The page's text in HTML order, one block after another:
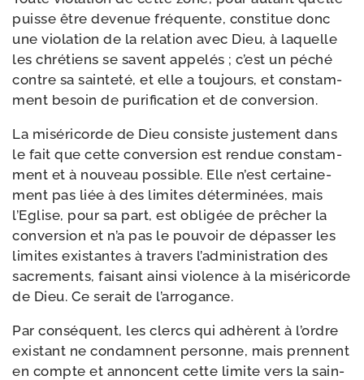
puisse être deve­nue fré­quente, consti­tue donc
une vio­la­tion de la rela­tion avec Dieu, à laquelle
les chré­tiens se savent appe­lés ; c’est un péché
contre sa sain­te­té, et elle a tou­jours, et constam­
ment besoin de puri­fi­ca­tion et de conversion.
La misé­ri­corde de Dieu consiste jus­te­ment dans
le fait que cette conver­sion est ren­due constam­
ment et à nou­veau pos­sible. Elle n’est cer­tai­ne­
ment pas liée à des limites déter­mi­nées, mais
l’Eglise, pour sa part, est obli­gée de prê­cher la
conver­sion et n’a pas le pou­voir de dépas­ser les
limites exis­tantes à tra­vers l’ad­mi­nis­tra­tion des
sacre­ments, fai­sant ain­si vio­lence à la misé­ri­corde
de Dieu. Ce serait de l’arrogance.
Par consé­quent, les clercs qui adhèrent à l’ordre
exis­tant ne condamnent per­sonne, mais prennent
en compte et annoncent cette limite vers la sain­